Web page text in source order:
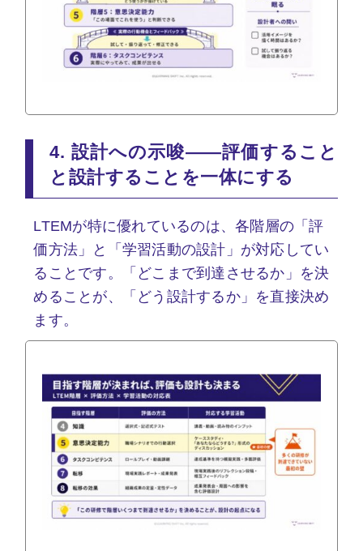
4. 設計への示唆——評価すること
と設計することを一体にする
LTEMが特に優れているのは、各階層の「評
価方法」と「学習活動の設計」が対応してい
ることです。「どこまで到達させるか」を決
めることが、「どう設計するか」を直接決め
ます。